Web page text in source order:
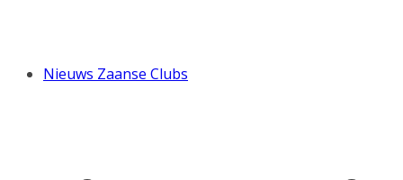
Nieuws Zaanse Clubs